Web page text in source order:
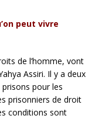
peut vivre
de l’homme, vont
Assiri. Il y a deux
pour les
prisonniers de droit
conditions sont